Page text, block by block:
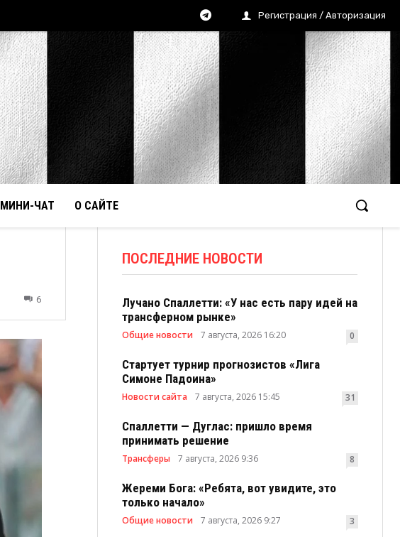
Регистрация / Авторизация
МИНИ-ЧАТ О САЙТЕ
6
ПОСЛЕДНИЕ НОВОСТИ
Лучано Спаллетти: «У нас есть пару идей на
трансферном рынке»
Общие новости 7 августа, 2026 16:20 0
Стартует турнир прогнозистов «Лига
Симоне Падоина»
Новости сайта 7 августа, 2026 15:45 31
Спаллетти — Дуглас: пришло время
принимать решение
Трансферы 7 августа, 2026 9:36 8
Жереми Бога: «Ребята, вот увидите, это
только начало»
Общие новости 7 августа, 2026 9:27 3